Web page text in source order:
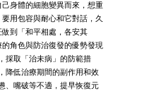
己身體的細胞變異而來，想重
用包容與耐心和它對話，久
到「和平相處，各安其
角色與防治復發的優勢發現
採取「治未病」的防範措
降低治療期間的副作用和效
、嘴破等不適，提早恢復元